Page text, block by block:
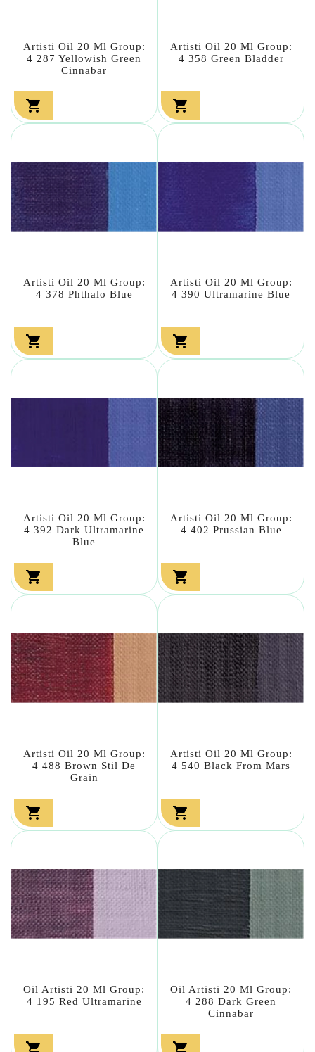
Artisti Oil 20 Ml Group:
4 287 Yellowish Green
Cinnabar

Artisti Oil 20 Ml Group:
4 358 Green Bladder

Artisti Oil 20 Ml Group:
4 378 Phthalo Blue

Artisti Oil 20 Ml Group:
4 390 Ultramarine Blue

Artisti Oil 20 Ml Group:
4 392 Dark Ultramarine
Blue

Artisti Oil 20 Ml Group:
4 402 Prussian Blue

Artisti Oil 20 Ml Group:
4 488 Brown Stil De
Grain

Artisti Oil 20 Ml Group:
4 540 Black From Mars

Oil Artisti 20 Ml Group:
4 195 Red Ultramarine

Oil Artisti 20 Ml Group:
4 288 Dark Green
Cinnabar
